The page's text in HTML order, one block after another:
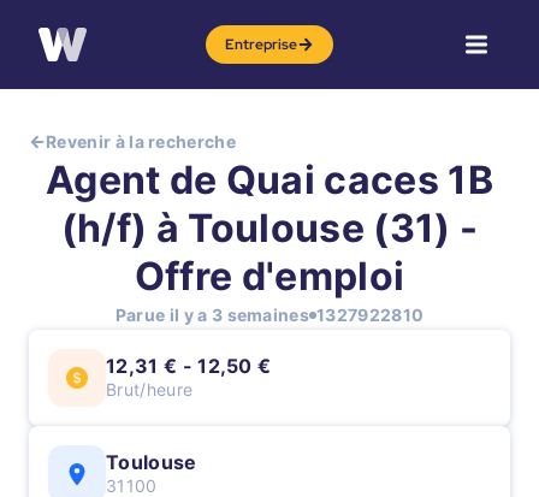
Entreprise
Revenir à la recherche
Agent de Quai caces 1B
(h/f) à Toulouse (31) -
Offre d'emploi
Parue il y a 3 semaines 1327922810
12,31 € - 12,50 €
Brut/heure
Toulouse
31100